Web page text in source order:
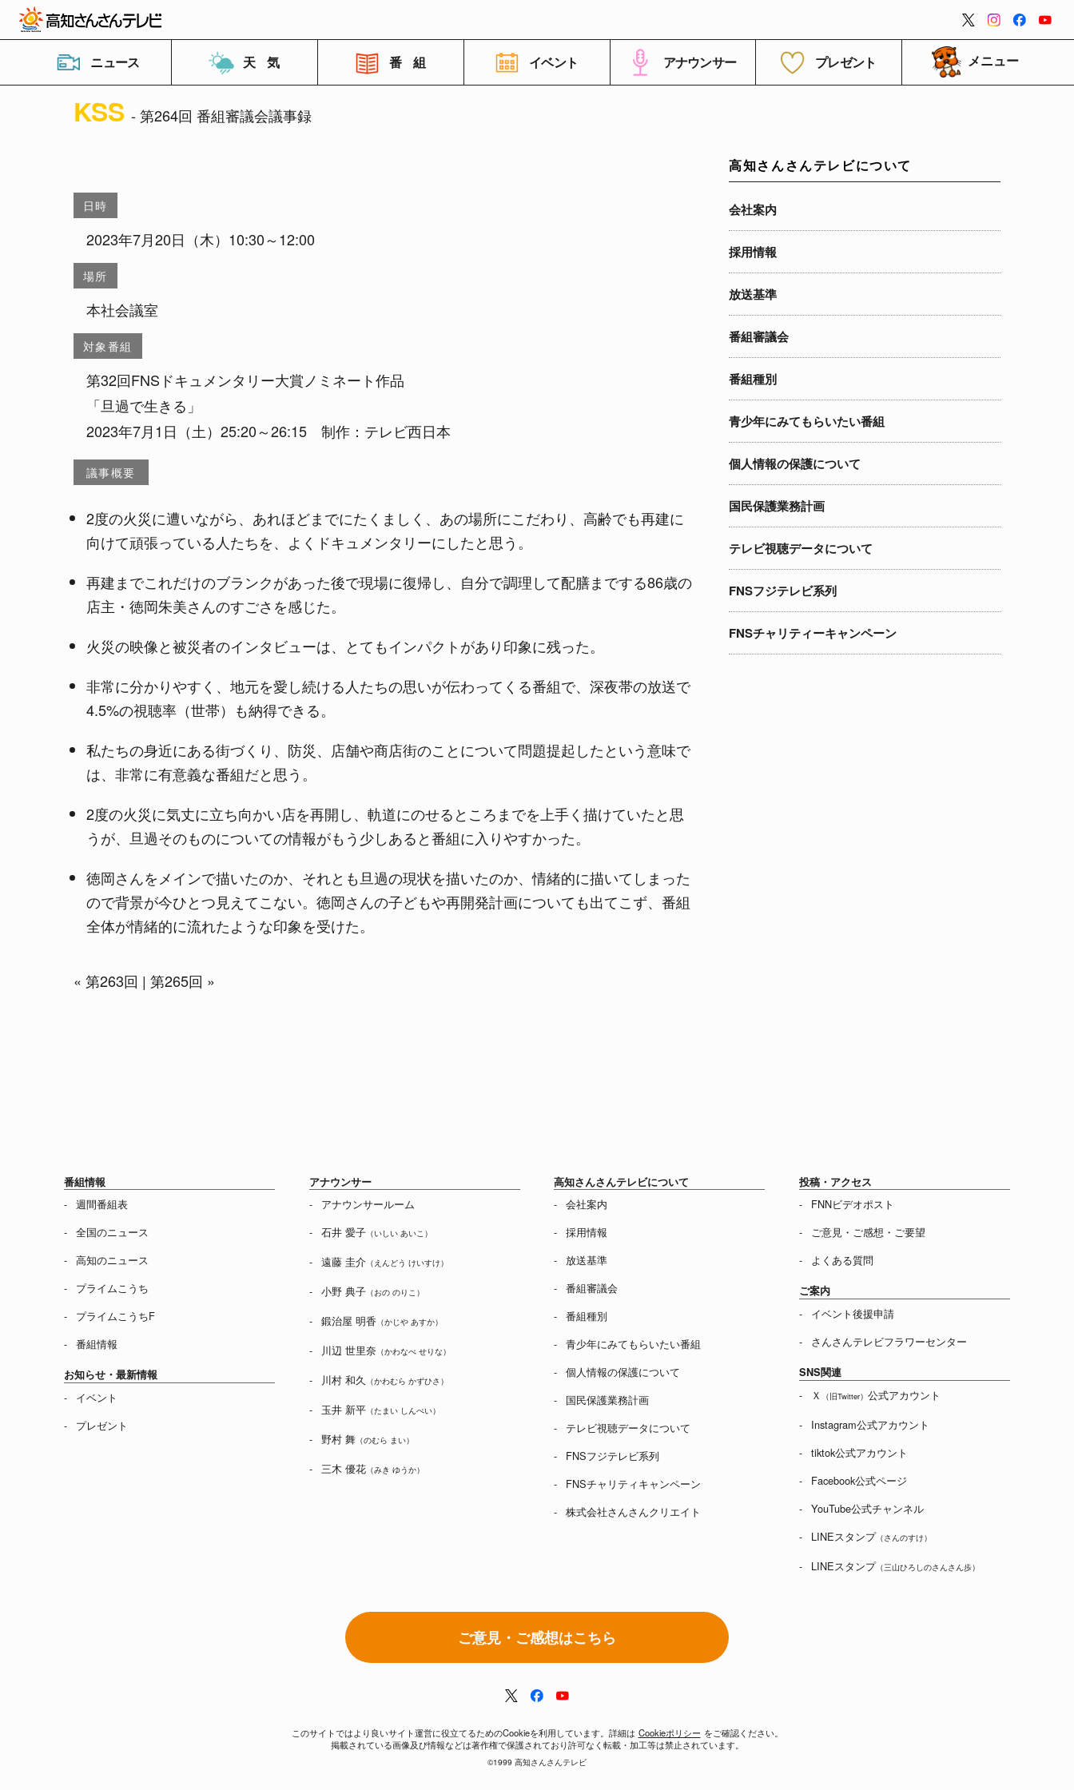
ニュース 天 気 番 組 イベント アナウンサー プレゼント メニュー
KSS - 第264回 番組審議会議事録
日時
2023年7月20日（木）10:30～12:00
場所
本社会議室
対象番組
第32回FNSドキュメンタリー大賞ノミネート作品
「旦過で生きる」
2023年7月1日（土）25:20～26:15 制作：テレビ西日本
議事概要
2度の火災に遭いながら、あれほどまでにたくましく、あの場所にこだわり、高齢でも再建に
向けて頑張っている人たちを、よくドキュメンタリーにしたと思う。
再建までこれだけのブランクがあった後で現場に復帰し、自分で調理して配膳までする86歳の
店主・徳岡朱美さんのすごさを感じた。
火災の映像と被災者のインタビューは、とてもインパクトがあり印象に残った。
非常に分かりやすく、地元を愛し続ける人たちの思いが伝わってくる番組で、深夜帯の放送で
4.5%の視聴率（世帯）も納得できる。
私たちの身近にある街づくり、防災、店舗や商店街のことについて問題提起したという意味で
は、非常に有意義な番組だと思う。
2度の火災に気丈に立ち向かい店を再開し、軌道にのせるところまでを上手く描けていたと思
うが、旦過そのものについての情報がもう少しあると番組に入りやすかった。
徳岡さんをメインで描いたのか、それとも旦過の現状を描いたのか、情緒的に描いてしまった
ので背景が今ひとつ見えてこない。徳岡さんの子どもや再開発計画についても出てこず、番組
全体が情緒的に流れたような印象を受けた。
« 第263回 | 第265回 »
高知さんさんテレビについて
会社案内
採用情報
放送基準
番組審議会
番組種別
青少年にみてもらいたい番組
個人情報の保護について
国民保護業務計画
テレビ視聴データについて
FNSフジテレビ系列
FNSチャリティーキャンペーン
番組情報
週間番組表
全国のニュース
高知のニュース
プライムこうち
プライムこうちF
番組情報
お知らせ・最新情報
イベント
プレゼント
アナウンサー
アナウンサールーム
石井 愛子（いしい あいこ）
遠藤 圭介（えんどう けいすけ）
小野 典子（おの のりこ）
鍛治屋 明香 （かじや あすか）
川辺 世里奈（かわなべ せりな）
川村 和久 （かわむら かずひさ）
玉井 新平（たまい しんぺい）
野村 舞（のむら まい）
三木 優花（みき ゆうか）
高知さんさんテレビについて
会社案内
採用情報
放送基準
番組審議会
番組種別
青少年にみてもらいたい番組
個人情報の保護について
国民保護業務計画
テレビ視聴データについて
FNSフジテレビ系列
FNSチャリティキャンペーン
株式会社さんさんクリエイト
投稿・アクセス
FNNビデオポスト
ご意見・ご感想・ご要望
よくある質問
ご案内
イベント後援申請
さんさんテレビフラワーセンター
SNS関連
Ｘ （旧Twitter）公式アカウント
Instagram公式アカウント
tiktok公式アカウント
Facebook公式ページ
YouTube公式チャンネル
LINEスタンプ （さんのすけ）
LINEスタンプ （三山ひろしのさんさん歩）
ご意見・ご感想はこちら
このサイトではより良いサイト運営に役立てるためのCookieを利用しています。詳細は Cookieポリシー をご確認ください。
掲載されている画像及び情報などは著作権で保護されており許可なく転載・加工等は禁止されています。
©1999 高知さんさんテレビ